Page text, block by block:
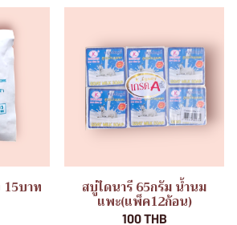
บาท สบู่ไดนารี 65กรัม น้ำนม
แพะ(แพ็ค12ก้อน)
100 THB